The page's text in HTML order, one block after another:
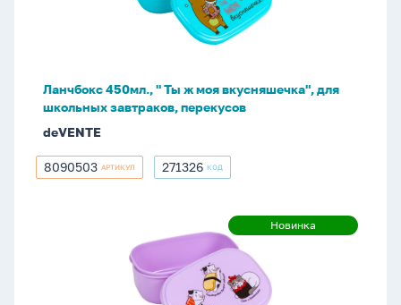
школьных
завтраков,
перекусов
Ланчбокс 450мл., " Ты ж моя вкусняшечка", для
школьных завтраков, перекусов
deVENTE
8090503
8090503 АРТИКУЛ 271326
271326 КОД
Новинка
Новинка